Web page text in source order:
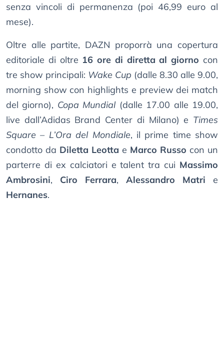
senza vincoli di permanenza (poi 46,99 euro al
mese).
Oltre alle partite, DAZN proporrà una copertura
editoriale di oltre 16 ore di diretta al giorno con
tre show principali: Wake Cup (dalle 8.30 alle 9.00,
morning show con highlights e preview dei match
del giorno), Copa Mundial(dalle 17.00 alle 19.00,
live dall’Adidas Brand Center di Milano) e Times
Square – L’Ora del Mondiale, il prime time show
condotto da Diletta Leotta e Marco Russo con un
parterre di ex calciatori e talent tra cui Massimo
Ambrosini, Ciro Ferrara, Alessandro Matri e
Hernanes.